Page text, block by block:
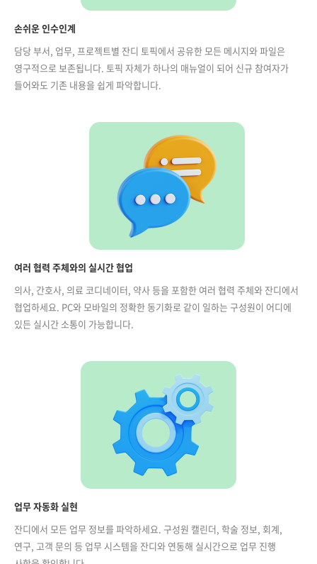
손쉬운 인수인계
담당 부서, 업무, 프로젝트별 잔디 토픽에서 공유한 모든 메시지와 파일은
영구적으로 보존됩니다. 토픽 자체가 하나의 매뉴얼이 되어 신규 참여자가
들어와도 기존 내용을 쉽게 파악합니다.
여러 협력 주체와의 실시간 협업
의사, 간호사, 의료 코디네이터, 약사 등을 포함한 여러 협력 주체와 잔디에서
협업하세요. PC와 모바일의 정확한 동기화로 같이 일하는 구성원이 어디에
있든 실시간 소통이 가능합니다.
업무 자동화 실현
잔디에서 모든 업무 정보를 파악하세요. 구성원 캘린더, 학술 정보, 회계,
연구, 고객 문의 등 업무 시스템을 잔디와 연동해 실시간으로 업무 진행